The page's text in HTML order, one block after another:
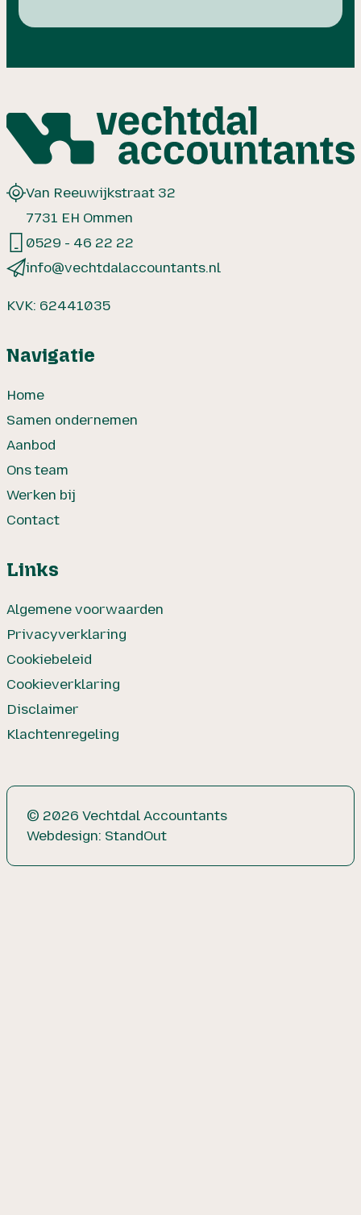
Van Reeuwijkstraat 32
7731 EH Ommen
0529 - 46 22 22
info@vechtdalaccountants.nl
KVK: 62441035
Navigatie
Home
Samen ondernemen
Aanbod
Ons team
Werken bij
Contact
Links
Algemene voorwaarden
Privacyverklaring
Cookiebeleid
Cookieverklaring
Disclaimer
Klachtenregeling
© 2026 Vechtdal Accountants
Webdesign: StandOut